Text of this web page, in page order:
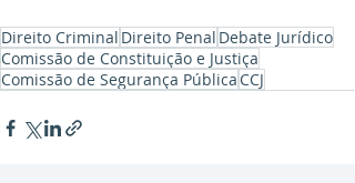
Direito Criminal Direito Penal Debate Jurídico
Comissão de Constituição e Justiça
Comissão de Segurança Pública CCJ